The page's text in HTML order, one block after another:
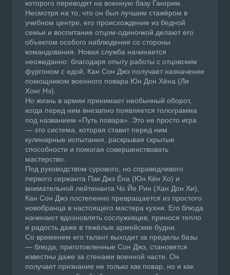
которого переводят на военную базу Гангрим.
Несмотря на то, что он был лучшим стажёром в
учебном центре, его происхождение из бедной
семьи и воспитание отцом-одиночкой делают его
объектом особого наблюдения со стороны
командования. Новая служба начинается
неожиданно: благодаря опыту работы с отцовским
фургоном с едой, Кан Сон Джэ получает назначение
помощником военного повара Юн Дон Хёна (Ли
Хонг Нэ).
Но жизнь в армии принимает необычный оборот,
когда перед ним внезапно появляется голограмма
под названием «Путь повара». Это не просто игра
— это система, которая ставит перед ним
кулинарные испытания, раскрывая скрытые
способности и помогая совершенствовать
мастерство.
Под руководством сурового, но справедливого
первого сержанта Пак Джэ Ёна (Юн Кён Хо) и
внимательной лейтенанта Чо Йе Рин (Хан Дон Хи),
Кан Сон Джэ постепенно превращается из простого
новобранца в настоящего мастера кухни. Его блюда
начинают вдохновлять сослуживцев, принося тепло
и радость даже в тяжёлые армейские будни.
Со временем его талант выходит за пределы базы
— блюда, приготовленные Сон Джэ, становятся
известны даже за стенами военной части. Он
получает признание не только как повар, но и как